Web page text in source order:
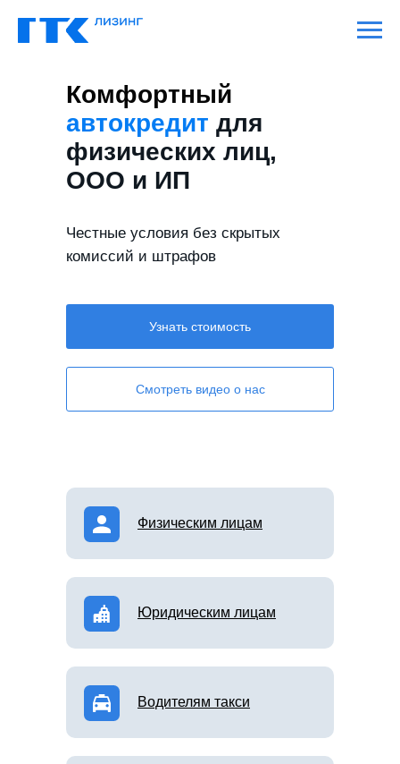
Комфортный
автокредит для
физических лиц,
ООО и ИП
Честные условия без скрытых
комиссий и штрафов
Узнать стоимость
Смотреть видео о нас
Физическим лицам
Юридическим лицам
Водителям такси